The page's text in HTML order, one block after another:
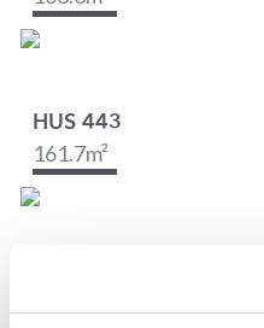
HUS 443
161.7m²
193.4m²